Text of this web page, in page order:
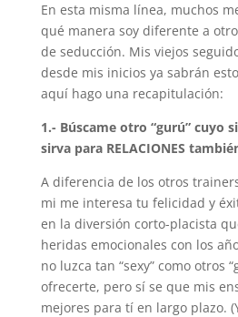
En esta misma línea, muchos
qué manera soy diferente a
de seducción. Mis viejos
desde mis inicios ya sabrán
aquí hago una recapitulación:
1.- Búscame otro “gurú” cuyo
sirva para RELACIONES
A diferencia de los otros
mi me interesa tu felicidad y
en la diversión corto-placista
heridas emocionales con los
no luzca tan “sexy” como otros
ofrecerte, pero sí se que mis
mejores para tí en largo plazo.